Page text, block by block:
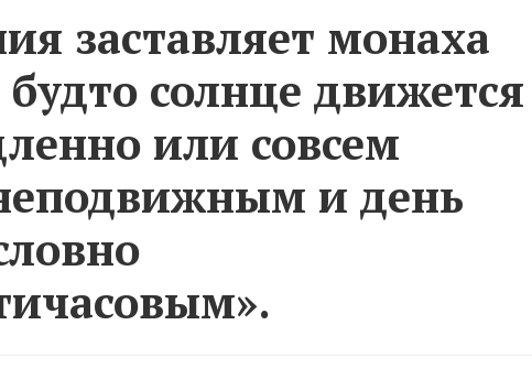
заставляет монаха
солнце движется
или совсем
и день